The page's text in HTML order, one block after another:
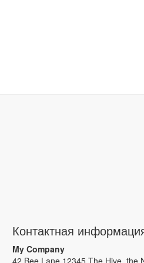
Контактная
My Company
42 Bee Lane 12345 The Hive, the